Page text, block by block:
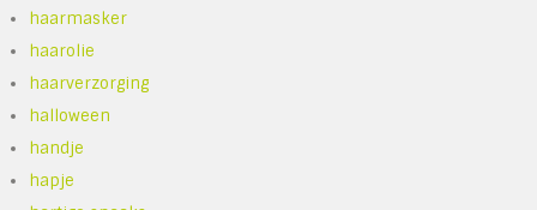
haarmasker
haarolie
haarverzorging
halloween
handje
hapje